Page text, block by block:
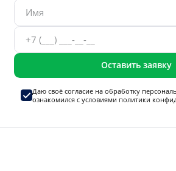
Оставить заявку
Даю своё согласие на обработку
ознакомился с условиями политики